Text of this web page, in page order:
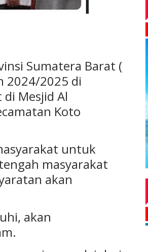
Sumatera Barat (
2024/2025 di
Mesjid Al
Koto
untuk
masyarakat
akan
akan